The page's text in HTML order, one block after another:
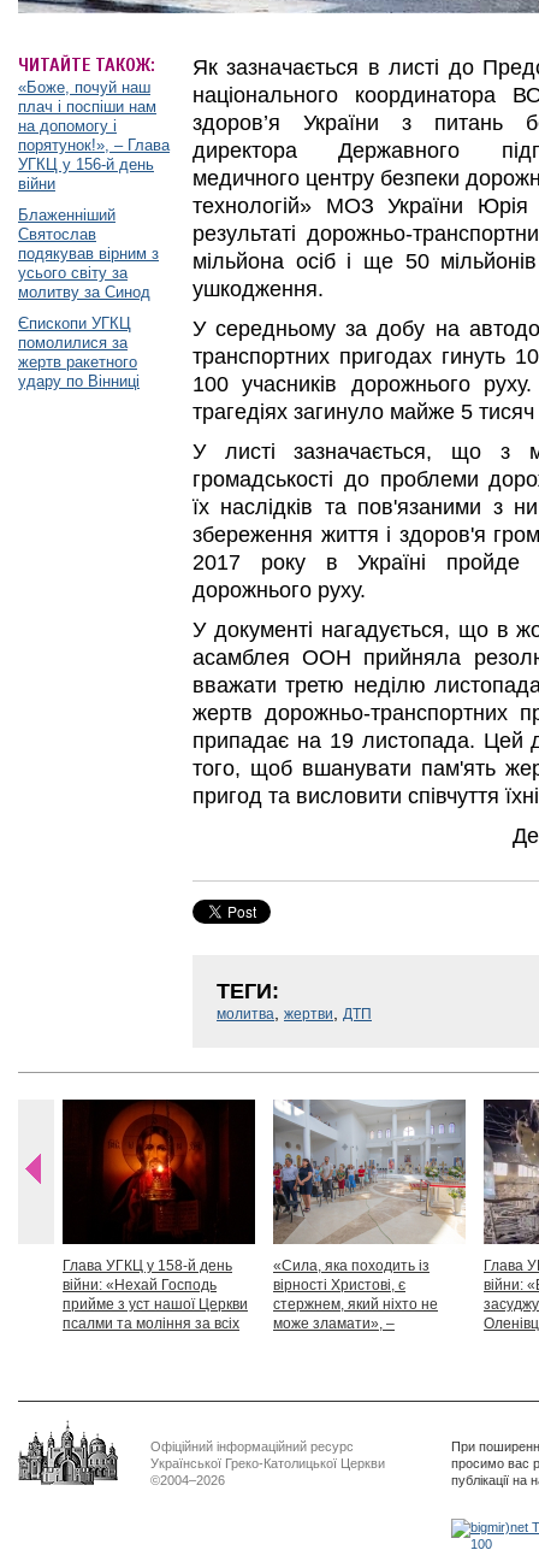
ЧИТАЙТЕ ТАКОЖ:
«Боже, почуй наш
плач і поспіши нам
на допомогу і
порятунок!», – Глава
УГКЦ у 156-й день
війни
Блаженніший
Святослав
подякував вірним з
усього світу за
молитву за Синод
Єпископи УГКЦ
помолилися за
жертв ракетного
удару по Вінниці
Як зазначається в листі до
національного координатора
здоров’я України з питань
директора Державного
медичного центру безпеки
технологій» МОЗ України Юрія
результаті дорожньо-
мільйона осіб і ще 50
ушкодження.
У середньому за добу на
транспортних пригодах гинуть
100 учасників дорожнього
трагедіях загинуло майже 5
У листі зазначається, що з
громадськості до проблеми
їх наслідків та пов'язаними з
збереження життя і здоров'я
2017 року в Україні
дорожнього руху.
У документі нагадується, що в
асамблея ООН прийняла
вважати третю неділю
жертв дорожньо-транспортних
припадає на 19 листопада. Цей
того, щоб вшанувати пам'ять
пригод та висловити співчуття
ТЕГИ:
молитва жертви ДТП
Глава УГКЦ у 158-й день
війни: «Нехай Господь
прийме з уст нашої Церкви
псалми та моління за всіх
«Сила, яка походить із
вірності Христові, є
стержнем, який ніхто не
може зламати», –
Глава
війни:
Офіційний інформаційний ресурс
Української Греко-Католицької Церкви
©2004–2026
При
просимо вас
публікації на